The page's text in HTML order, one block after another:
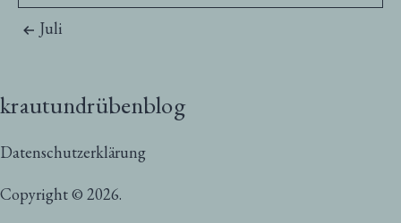
Juli
krautundrübenblog
Copyright © 2026.
Datenschutzerklärung